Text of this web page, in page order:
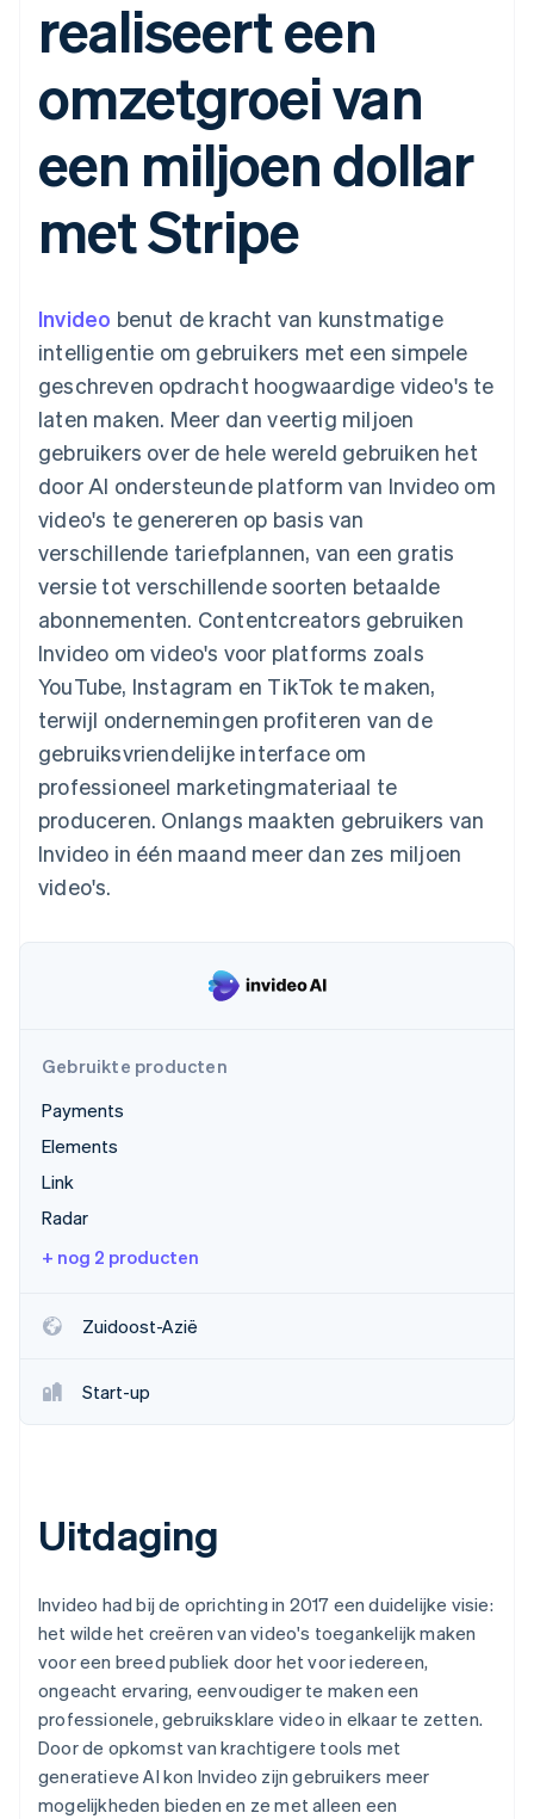
dan 125
Terminal
Authorization
Boost
acceptatie
Link
Financial
Connections
Gegevenssynchronisatie
Meer
Product roadmap
Radar
Fraudepreventie
Atlas
Oprichting van een start-up
Climate
CO₂-verwijdering
Identity
Stripe Sessions 2026
Ontdek hoe Stripe de economische
Nu bekijken
Marktplaatsen
Geldbeheer
Platforms
SaaS
Per branche
AI-bedrijven
Creator economy
Gaming
tijd
Media en entertainment
Non-profitorganisaties
Professionele
dienstverlening
Publieke sector
Detailhandel
Ecosysteem
Partners
Stripe App Marketplace
Facturatie naar gebruik
bieden
Betaalkaarten uitgeven
die door stablecoins
worden gedekt
Diensten voorzien en
beheren met agents
App-integraties
Developerblog
API-status
Productroadmap
Jaarlijks congres
Sessions
Vacatures
Stripe Newsroom
Stripe Press
Contact
Partner worden
realiseert een
omzetgroei van
een miljoen dollar
met Stripe
Invideo benut de kracht van kunstmatige
intelligentie om gebruikers met een simpele
geschreven opdracht hoogwaardige video's te
laten maken. Meer dan veertig miljoen
gebruikers over de hele wereld gebruiken het
door AI ondersteunde platform van Invideo om
video's te genereren op basis van
verschillende tariefplannen, van een gratis
versie tot verschillende soorten betaalde
abonnementen. Contentcreators gebruiken
Invideo om video's voor platforms zoals
YouTube, Instagram en TikTok te maken,
terwijl ondernemingen profiteren van de
gebruiksvriendelijke interface om
professioneel marketingmateriaal te
produceren. Onlangs maakten gebruikers van
Invideo in één maand meer dan zes miljoen
video's.
Gebruikte producten
Payments
Elements
Link
Radar
+ nog 2 producten
Zuidoost-Azië
Start-up
Uitdaging
Invideo had bij de oprichting in 2017 een duidelijke visie:
het wilde het creëren van video's toegankelijk maken
voor een breed publiek door het voor iedereen,
ongeacht ervaring, eenvoudiger te maken een
professionele, gebruiksklare video in elkaar te zetten.
Door de opkomst van krachtigere tools met
generatieve AI kon Invideo zijn gebruikers meer
mogelijkheden bieden en ze met alleen een